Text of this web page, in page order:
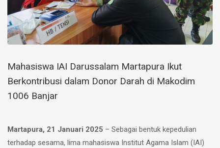
Mahasiswa IAI Darussalam Martapura Ikut
Berkontribusi dalam Donor Darah di Makodim
1006 Banjar
Martapura, 21 Januari 2025 – Sebagai bentuk kepedulian
terhadap sesama, lima mahasiswa Institut Agama Islam (IAI)